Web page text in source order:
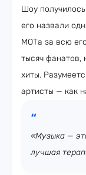
Шоу
его назвали
МОТа за всю
тысяч фанатов,
хиты.
артисты — как
«Музыка —
лучшая